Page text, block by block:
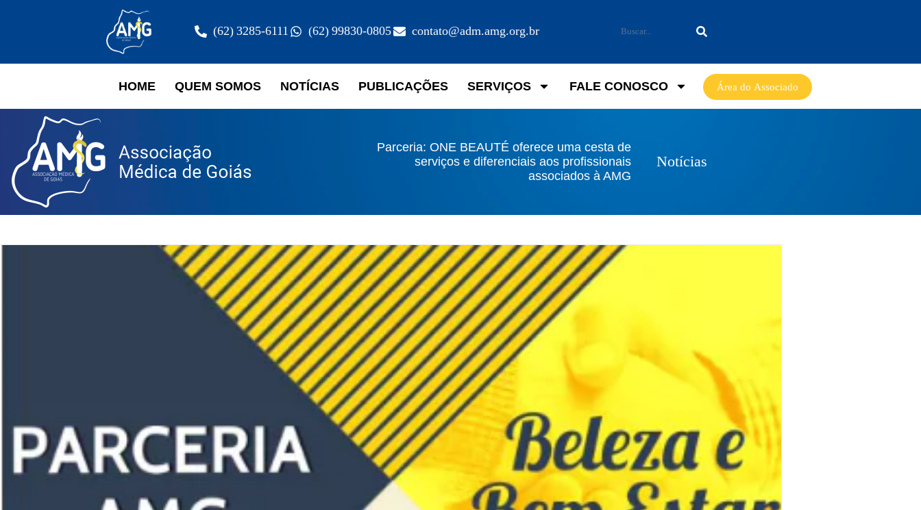
(62) 3285-6111 (62) 99830-0805 contato@adm.amg.org.br
HOME QUEM SOMOS NOTÍCIAS PUBLICAÇÕES SERVIÇOS FALE CONOSCO Área do Associado
Parceria: ONE BEAUTÉ oferece uma cesta de
serviços e diferenciais aos profissionais
associados à AMG
Notícias